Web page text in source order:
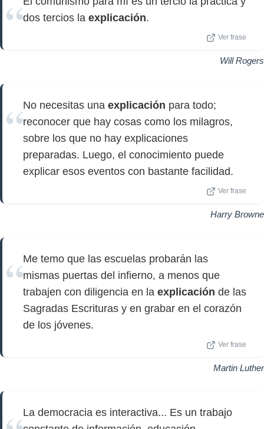
dos tercios la explicación.
Ver frase
Will Rogers
No necesitas una explicación para todo;
reconocer que hay cosas como los milagros,
sobre los que no hay explicaciones
preparadas. Luego, el conocimiento puede
explicar esos eventos con bastante facilidad.
Ver frase
Harry Browne
Me temo que las escuelas probarán las
mismas puertas del infierno, a menos que
trabajen con diligencia en la explicación de las
Sagradas Escrituras y en grabar en el corazón
de los jóvenes.
Ver frase
Martin Luther
La democracia es interactiva... Es un trabajo